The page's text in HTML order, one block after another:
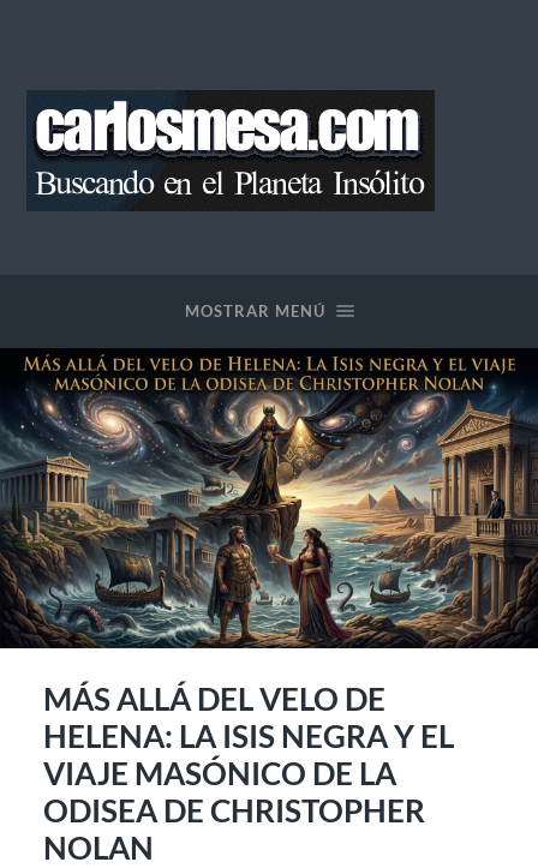
MOSTRAR MENÚ
MÁS ALLÁ DEL VELO DE
HELENA: LA ISIS NEGRA Y EL
VIAJE MASÓNICO DE LA
ODISEA DE CHRISTOPHER
NOLAN